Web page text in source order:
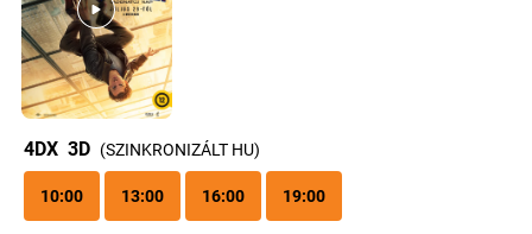
4DX 3D (SZINKRONIZÁLT HU)
10:00 13:00 16:00 19:00